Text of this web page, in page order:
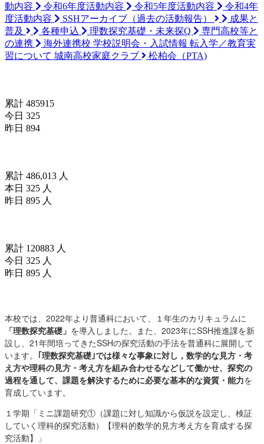
動内容
令和6年度活動内容 令和5年度活動内容
令和4年
度活動内容
SSHアーカイブ（過去の活動報告）
成果と
普及
各種申込 理数探究基礎・未来探Q
専門高校等と
の連携
海外連携校 学校説明会・入試情報 転入学／教育実
習について 城南高校家庭クラブ 松柏会（PTA)
累計 485915
今日 325
昨日 894
累計 486,013 人
本日 325 人
昨日 895 人
累計 120883 人
今日 325 人
昨日 895 人
本校では、2022年より普通科において、１年生のカリキュラムに
「理数探究基礎」 を導入しました。また、2023年にSSH推進課を新
設し、21年間培ってきたSSHの探究活動の手法を普通科に展開して
います。 ｢理数探究基礎｣では様々な事象に対し，数学的な見方・考
え方や理科の見方・考え方を組み合わせるなどして働かせ、探究の
過程を通して、課題を解決するために必要な基本的な資質・能力を
育成しています。
１学期「ミニ課題研究①（課題に対し知識から仮説を設定し、検証
していく理科的探究活動）【理科的数学的見方考え方を育成する探
究活動】」